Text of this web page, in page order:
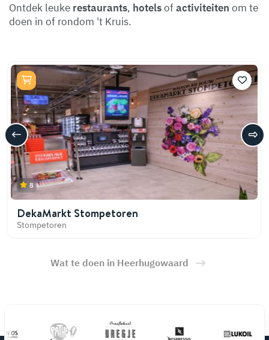
Ontdek leuke restaurants, hotelsofactiviteiten om te
doen in of rondom 't Kruis.
8
DekaMarkt Stompetoren
Stompetoren
Wat te doen in Heerhugowaard